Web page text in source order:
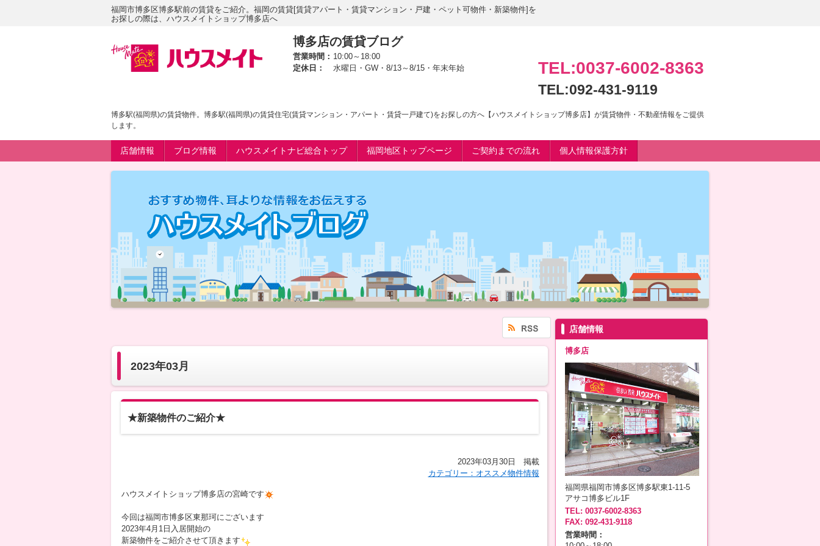
福岡市博多区博多駅前の賃貸をご紹介。福岡の賃貸[賃貸アパート・賃貸マンション・戸建・ペット可物件・新築物件]を
お探しの際は、ハウスメイトショップ博多店へ
博多店の賃貸ブログ
営業時間： 10:00～18:00
定休日：
水曜日・GW・8/13～8/15・年末年始 TEL:0037-6002-8363
TEL:092-431-9119
博多駅(福岡県)の賃貸物件。博多駅(福岡県)の賃貸住宅(賃貸マンション・アパート・賃貸一戸建て)をお探しの方へ【ハウスメイトショップ博多店】が賃貸物件・不動産情報をご提供
します。
店舗情報 ブログ情報 ハウスメイトナビ総合トップ 福岡地区トップページ ご契約までの流れ 個人情報保護方針
2023年03月
★新築物件のご紹介★
2023年03月30日 掲載
カテゴリー：オススメ物件情報
ハウスメイトショップ博多店の宮崎です
今回は福岡市博多区東那珂にございます
2023年4月1日入居開始の
新築物件をご紹介させて頂きます
店舗情報
博多店
福岡県福岡市博多区博多駅東1-11-5
アサコ博多ビル1F
TEL: 0037-6002-8363
FAX: 092-431-9118
営業時間：